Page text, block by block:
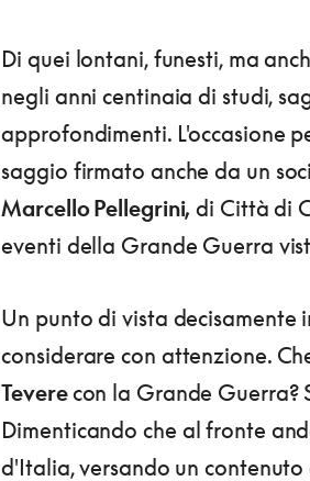
Di quei lontani, funesti, ma
negli anni centinaia di studi,
approfondimenti. L'occasione
saggio firmato anche da un
Marcello Pellegrini, di Città di
eventi della Grande Guerra
Un punto di vista decisamente
considerare con attenzione.
Teverecon la Grande Guerra?
Dimenticando che al fronte
d'Italia, versando un